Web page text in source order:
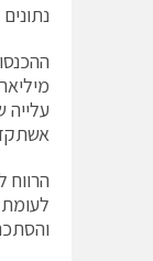
אשתקד (913.1
והסתכם ב-364